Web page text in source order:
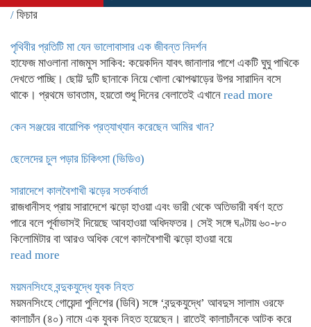
/ ফিচার
পৃথিবীর প্রতিটি মা যেন ভালোবাসার এক জীবন্ত নিদর্শন
হাফেজ মাওলানা নাজমুস সাকিব: কয়েকদিন যাবৎ জানালার পাশে একটি ঘুঘু পাখিকে
দেখতে পাচ্ছি। ছোট্ট দুটি ছানাকে নিয়ে খোলা ঝোপঝাড়ের উপর সারাদিন বসে
থাকে। প্রথমে ভাবতাম, হয়তো শুধু দিনের বেলাতেই এখানে read more
কেন সঞ্জয়ের বায়োপিক প্রত্যাখ্যান করেছেন আমির খান?
ছেলেদের চুল পড়ার চিকিৎসা (ভিডিও)
সারাদেশে কালবৈশাখী ঝড়ের সতর্কবার্তা
রাজধানীসহ প্রায় সারাদেশে ঝড়ো হাওয়া এবং ভারী থেকে অতিভারী বর্ষণ হতে
পারে বলে পূর্বাভাসই দিয়েছে আবহাওয়া অধিদফতর। সেই সঙ্গে ঘণ্টায় ৬০-৮০
কিলোমিটার বা আরও অধিক বেগে কালবৈশাখী ঝড়ো হাওয়া বয়ে
read more
ময়মনসিংহে বন্দুকযুদ্ধে যুবক নিহত
ময়মনসিংহে গোয়েন্দা পুলিশের (ডিবি) সঙ্গে ‘বন্দুকযুদ্ধে’ আবদুস সালাম ওরফে
কালাচাঁন (৪০) নামে এক যুবক নিহত হয়েছেন। রাতেই কালাচাঁনকে আটক করে